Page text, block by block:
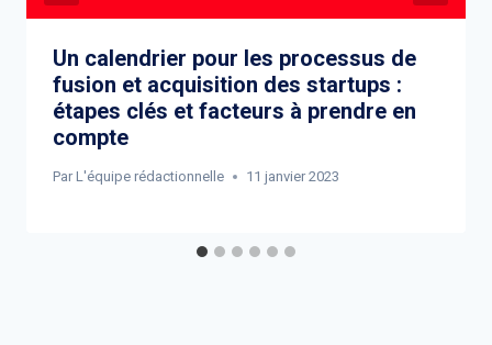
Un calendrier pour les processus de
fusion et acquisition des startups :
étapes clés et facteurs à prendre en
compte
Par L'équipe rédactionnelle 11 janvier 2023